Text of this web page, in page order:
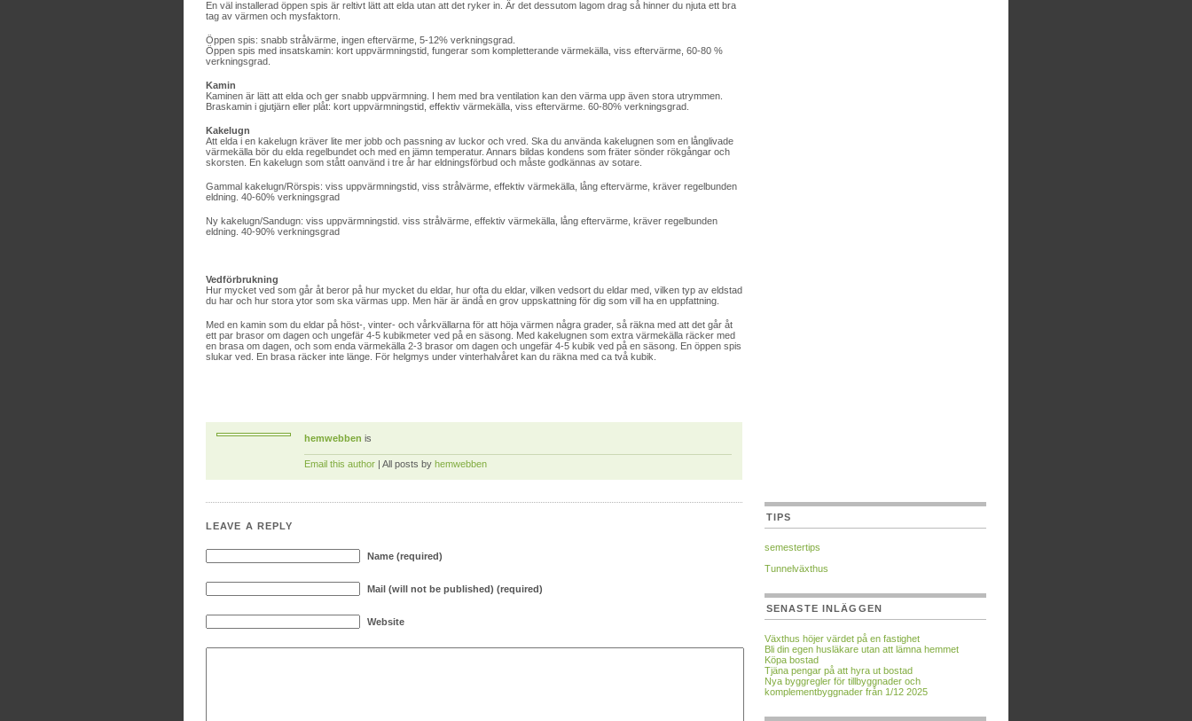
En väl installerad öppen spis är reltivt lätt att elda utan att det ryker in. Är det dessutom lagom drag så hinner du njuta ett bra
tag av värmen och mysfaktorn.
Öppen spis: snabb strålvärme, ingen eftervärme, 5-12% verkningsgrad.
Öppen spis med insatskamin: kort uppvärmningstid, fungerar som kompletterande värmekälla, viss eftervärme, 60-80 %
verkningsgrad.
Kamin
Kaminen är lätt att elda och ger snabb uppvärmning. I hem med bra ventilation kan den värma upp även stora utrymmen.
Braskamin i gjutjärn eller plåt: kort uppvärmningstid, effektiv värmekälla, viss eftervärme. 60-80% verkningsgrad.
Kakelugn
Att elda i en kakelugn kräver lite mer jobb och passning av luckor och vred. Ska du använda kakelugnen som en långlivade
värmekälla bör du elda regelbundet och med en jämn temperatur. Annars bildas kondens som fräter sönder rökgångar och
skorsten. En kakelugn som stått oanvänd i tre år har eldningsförbud och måste godkännas av sotare.
Gammal kakelugn/Rörspis: viss uppvärmningstid, viss strålvärme, effektiv värmekälla, lång eftervärme, kräver regelbunden
eldning. 40-60% verkningsgrad
Ny kakelugn/Sandugn: viss uppvärmningstid. viss strålvärme, effektiv värmekälla, lång eftervärme, kräver regelbunden
eldning. 40-90% verkningsgrad
Vedförbrukning
Hur mycket ved som går åt beror på hur mycket du eldar, hur ofta du eldar, vilken vedsort du eldar med, vilken typ av eldstad
du har och hur stora ytor som ska värmas upp. Men här är ändå en grov uppskattning för dig som vill ha en uppfattning.
Med en kamin som du eldar på höst-, vinter- och vårkvällarna för att höja värmen några grader, så räkna med att det går åt
ett par brasor om dagen och ungefär 4-5 kubikmeter ved på en säsong. Med kakelugnen som extra värmekälla räcker med
en brasa om dagen, och som enda värmekälla 2-3 brasor om dagen och ungefär 4-5 kubik ved på en säsong. En öppen spis
slukar ved. En brasa räcker inte länge. För helgmys under vinterhalvåret kan du räkna med ca två kubik.
hemwebben is
Email this author | All posts by hemwebben
LEAVE A REPLY
Name (required)
Mail (will not be published) (required)
Website
TIPS
semestertips
Tunnelväxthus
SENASTE INLÄGGEN
Växthus höjer värdet på en fastighet
Bli din egen husläkare utan att lämna hemmet
Köpa bostad
Tjäna pengar på att hyra ut bostad
Nya byggregler för tillbyggnader och
komplementbyggnader från 1/12 2025